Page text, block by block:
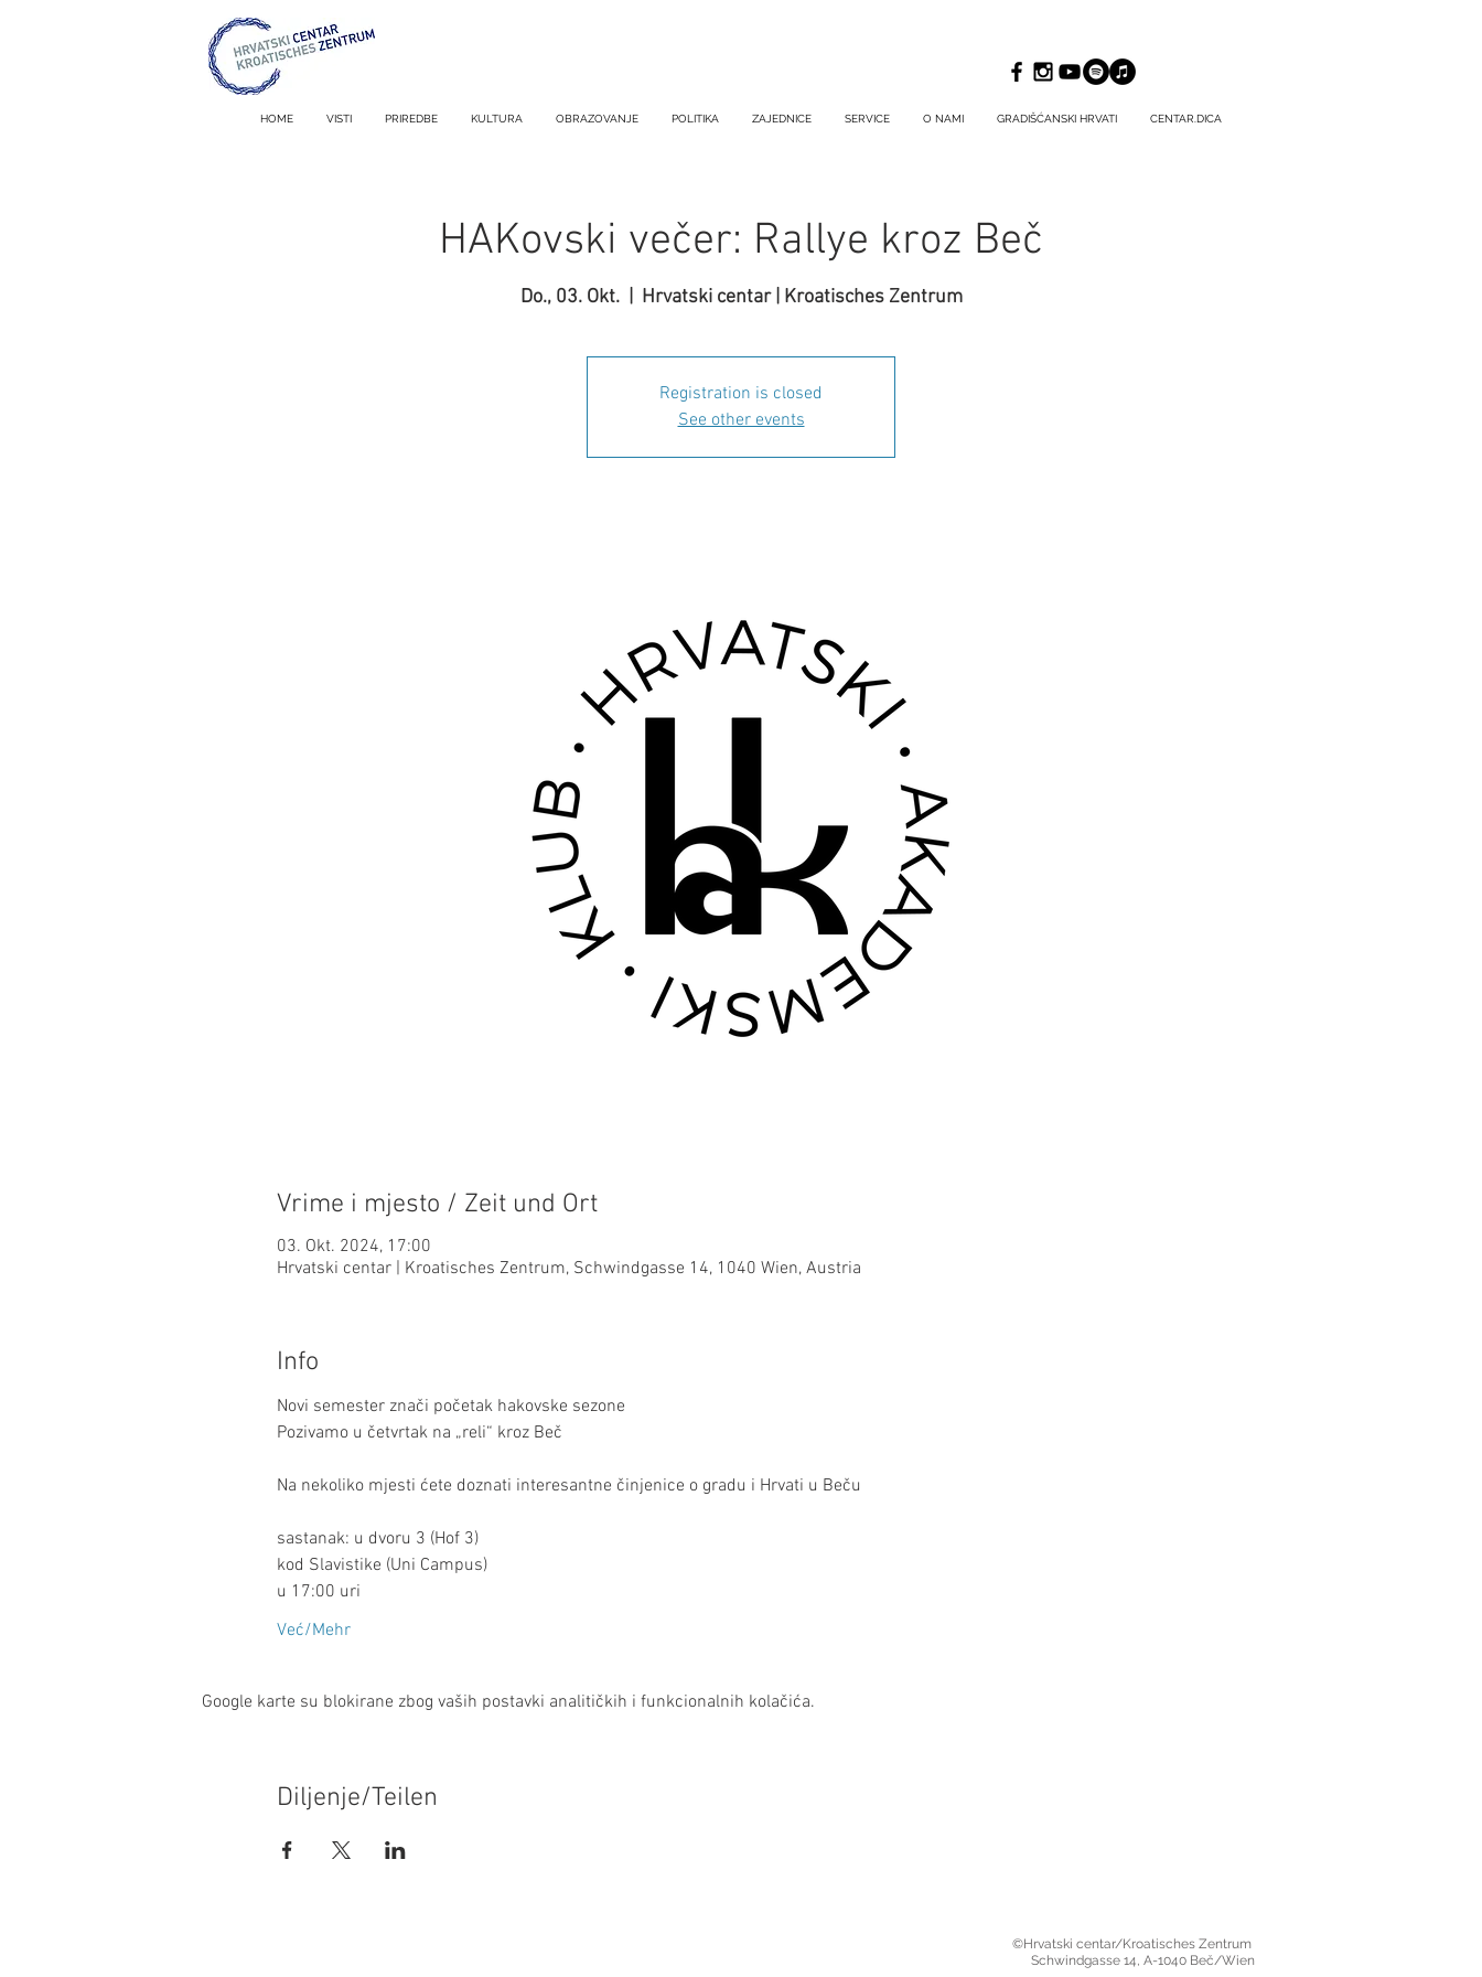
HOME VISTI PRIREDBE KULTURA OBRAZOVANJE POLITIKA ZAJEDNICE SERVICE O NAMI GRADIŠĆANSKI HRVATI CENTAR.DICA
HAKovski večer: Rallye kroz Beč
Do., 03. Okt.
  |
Hrvatski centar | Kroatisches Zentrum
Registration is closed
See other events
Vrime i mjesto / Zeit und Ort
03. Okt. 2024, 17:00
Hrvatski centar | Kroatisches Zentrum, Schwindgasse 14, 1040 Wien, Austria
Info
Novi semester znači početak hakovske sezone
Pozivamo u četvrtak na „reli“ kroz Beč
Na nekoliko mjesti ćete doznati interesantne činjenice o gradu i Hrvati u Beču
sastanak: u dvoru 3 (Hof 3)
kod Slavistike (Uni Campus)
u 17:00 uri
Već/Mehr
Google karte su blokirane zbog vaših postavki analitičkih i funkcionalnih kolačića.
Diljenje/Teilen
©Hrvatski centar/Kroatisches Zentrum
Schwindgasse 14, A-1040 Beč/Wien